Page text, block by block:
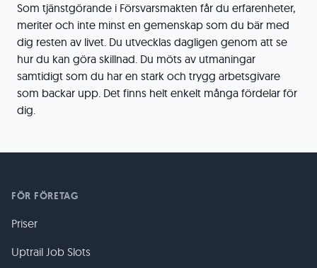
Som tjänstgörande i Försvarsmakten får du erfarenheter,
meriter och inte minst en gemenskap som du bär med
dig resten av livet. Du utvecklas dagligen genom att se
hur du kan göra skillnad. Du möts av utmaningar
samtidigt som du har en stark och trygg arbetsgivare
som backar upp. Det finns helt enkelt många fördelar för
dig.
FÖR FÖRETAG
Priser
Uptrail Job Slots